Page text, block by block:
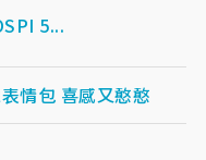
5...
情包 喜感又憨憨